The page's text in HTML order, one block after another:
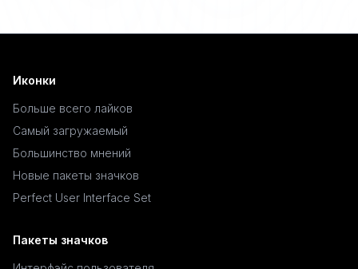
Иконки
Больше всего лайков
Самый загружаемый
Большинство мнений
Новые пакеты значков
Perfect User Interface Set
Пакеты значков